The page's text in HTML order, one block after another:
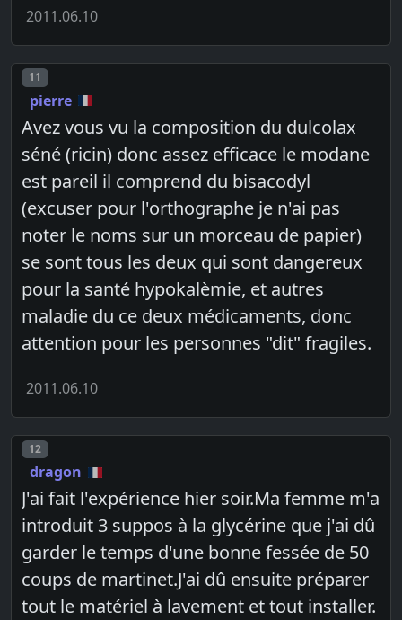
2011.06.10
Post number
11
pierre
Avez vous vu la composition du dulcolax
séné (ricin) donc assez efficace le modane
est pareil il comprend du bisacodyl
(excuser pour l'orthographe je n'ai pas
noter le noms sur un morceau de papier)
se sont tous les deux qui sont dangereux
pour la santé hypokalèmie, et autres
maladie du ce deux médicaments, donc
attention pour les personnes "dit" fragiles.
2011.06.10
Post number
12
dragon
J'ai fait l'expérience hier soir.Ma femme m'a
introduit 3 suppos à la glycérine que j'ai dû
garder le temps d'une bonne fessée de 50
coups de martinet.J'ai dû ensuite préparer
tout le matériel à lavement et tout installer.